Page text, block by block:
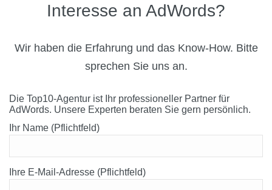
Interesse an AdWords?
Wir haben die Erfahrung und das Know-How. Bitte
sprechen Sie uns an.
Die Top10-Agentur ist Ihr professioneller Partner für
AdWords. Unsere Experten beraten Sie gern persönlich.
Ihr Name (Pflichtfeld)
Ihre E-Mail-Adresse (Pflichtfeld)